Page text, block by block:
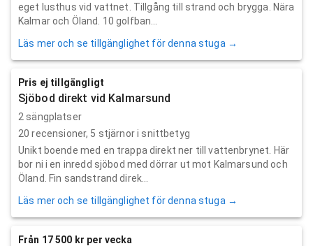
eget lusthus vid vattnet. Tillgång till strand och brygga. Nära
Kalmar och Öland. 10 golfban...
Läs mer och se tillgänglighet för denna stuga →
Pris ej tillgängligt
Sjöbod direkt vid Kalmarsund
2 sängplatser
20 recensioner, 5 stjärnor i snittbetyg
Unikt boende med en trappa direkt ner till vattenbrynet. Här
bor ni i en inredd sjöbod med dörrar ut mot Kalmarsund och
Öland. Fin sandstrand direk...
Läs mer och se tillgänglighet för denna stuga →
Från 17 500 kr per vecka